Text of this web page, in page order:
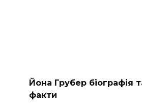
Йона Грубер біографія
факти